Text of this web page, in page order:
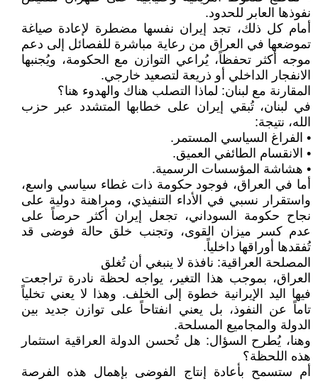
نفوذها العابر للحدود.
أمام كل ذلك، تجد إيران نفسها مضطرة لإعادة صياغة
تموضعها في العراق من رعاية مباشرة للفصائل إلى دعم
موجه أكثر تحفظاً، يُراعي التوازن مع الحكومة، ويُجنبها
الانفجار الداخلي أو ذريعة لتصعيد خارجي.
المقارنة مع لبنان: لماذا التصلب هناك والهدوء هنا؟
في لبنان، تُبقي إيران على خطابها المتشدد عبر حزب
الله، نتيجة:
• الفراغ السياسي المستمر.
• الانقسام الطائفي العميق.
• هشاشة المؤسسات الرسمية.
أما في العراق، فوجود حكومة ذات غطاء سياسي واسع،
واستقرار نسبي في الأداء التنفيذي، ومراهنة دولية على
نجاح حكومة السوداني، تجعل إيران أكثر حرصاً على
عدم كسر ميزان القوى، وتجنب خلق حالة فوضى قد
تُفقدها أوراقها داخلياً.
المصلحة العراقية: نافذة لا ينبغي أن تُغلق
العراق، بموجب هذا التغير، يواجه لحظة نادرة تراجعت
فيها اليد الإيرانية خطوة إلى الخلف. وهذا لا يعني تخلياً
تاماً عن النفوذ، بل يعني انفتاحاً على توازن جديد بين
الدولة والمجاميع المسلحة.
وهنا، يُطرح السؤال: هل تُحسن الدولة العراقية استثمار
هذه اللحظة؟
أم ستسمح بأعادة إنتاج الفوضى بإهمال هذه الفرصة